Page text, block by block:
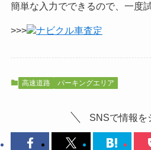
簡単な入力でできるので、一度
>>> ナビクル車査定
高速道路 パーキングエリア
SNSで情報を